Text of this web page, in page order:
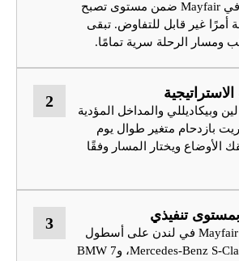
الماليون البارزون في Mayfair ضمن مستوى تصبح
أمرًا غير قابل للتفاوض. تبقى
ومسار الرحلة سرية تمامًا.
وبيكاديللي والمداخل المؤدية
بازدحام متغير طوال يوم
الأوضاع ويختار المسار وفقًا
2
تنفيذي
تعتمد خدمة سائق Mayfair في لندن على أسطول
مملوك بالكامل: Mercedes-Benz S-Class، وBMW 7
3